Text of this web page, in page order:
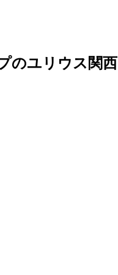
のユリウス関西